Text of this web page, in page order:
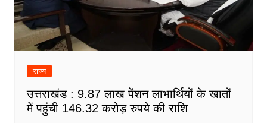
राज्य
उत्तराखंड : 9.87 लाख पेंशन लाभार्थियों के खातों
में पहुंची 146.32 करोड़ रुपये की राशि